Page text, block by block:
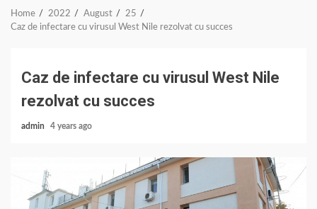
Home 2022 August
25
Caz de infectare cu virusul West Nile rezolvat cu succes
Caz de infectare cu virusul West Nile
rezolvat cu succes
admin 4 years ago